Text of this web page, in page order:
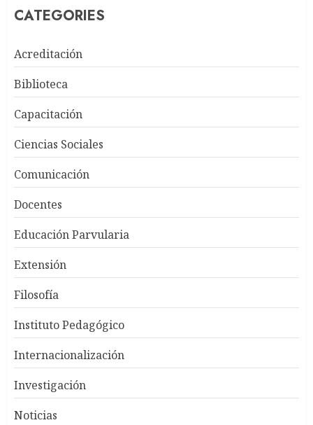
CATEGORIES
Acreditación
Biblioteca
Capacitación
Ciencias Sociales
Comunicación
Docentes
Educación Parvularia
Extensión
Filosofía
Instituto Pedagógico
Internacionalización
Investigación
Noticias